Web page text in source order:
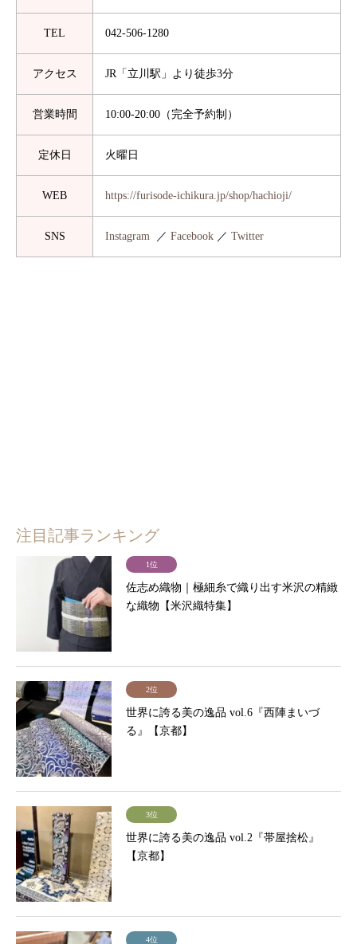
TEL 042-506-1280
アクセス JR「立川駅」より徒歩3分
営業時間 10:00-20:00（完全予約制）
定休日 火曜日
WEB https://furisode-ichikura.jp/shop/hachioji/
SNS Instagram ／ Facebook ／ Twitter
注目記事ランキング
1位
佐志め織物｜極細糸で織り出す米沢の精緻
な織物【米沢織特集】
2位
世界に誇る美の逸品 vol.6『西陣まいづ
る』【京都】
3位
世界に誇る美の逸品 vol.2『帯屋捨松』
【京都】
4位